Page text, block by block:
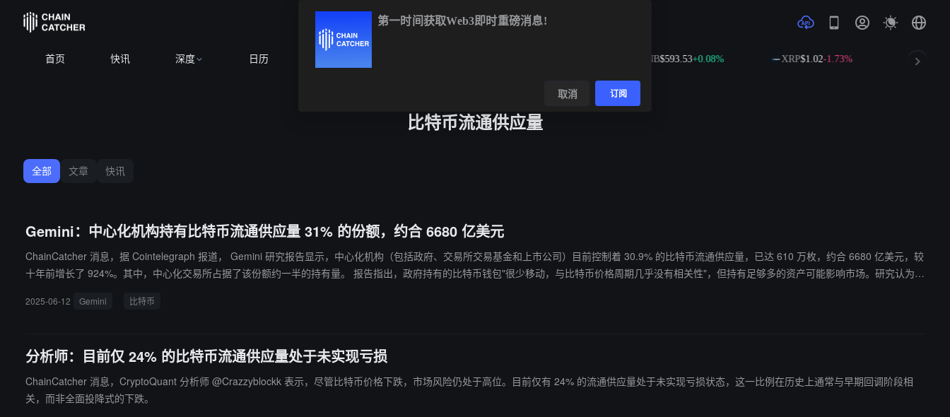
首页 快讯 深度 日历 BNB$593.53+0.08% XRP$1.02-1.73% SOL
比特币流通供应量
全部 文章 快讯
Gemini：中心化机构持有比特币流通供应量 31% 的份额，约合 6680 亿美元
ChainCatcher 消息，据 Cointelegraph 报道， Gemini 研究报告显示，中心化机构（包括政府、交易所交易基金和上市公司）目前控制着 30.9% 的比特币流通供应量，已达 610 万枚，约合 6680 亿美元，较
十年前增长了 924%。其中，中心化交易所占据了该份额约一半的持有量。 报告指出，政府持有的比特币钱包"很少移动，与比特币价格周期几乎没有相关性"，但持有足够多的资产可能影响市场。研究认为，
2025-06-12 Gemini 比特币
分析师：目前仅 24% 的比特币流通供应量处于未实现亏损
ChainCatcher 消息，CryptoQuant 分析师 @Crazzyblockk 表示，尽管比特币价格下跌，市场风险仍处于高位。目前仅有 24% 的流通供应量处于未实现亏损状态，这一比例在历史上通常与早期回调阶段相
关，而非全面投降式的下跌。
第一时间获取Web3即时重磅消息!
取消 订阅